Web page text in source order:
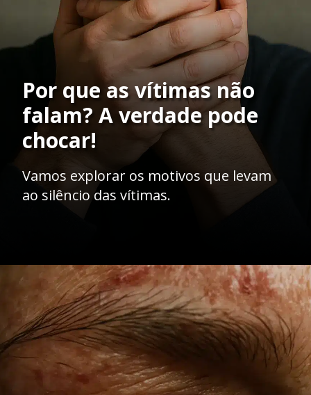
Por que as vítimas não
falam? A verdade pode
chocar!
Vamos explorar os motivos que levam
ao silêncio das vítimas.
Opening https://ademilsoncs.adv.br/vitimas-silenciadas-o-impacto-emocional-dos-crimes-e-a-necessidade-de-amparo-legal/